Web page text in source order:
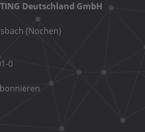
Deutschland GmbH
(Nochen)
0